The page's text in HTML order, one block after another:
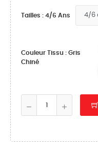
Tailles : 4/6 Ans
Couleur Tissu : Gris
Chiné